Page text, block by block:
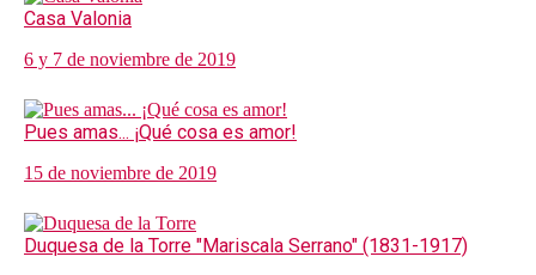
Casa Valonia
6 y 7 de noviembre de 2019
Pues amas... ¡Qué cosa es amor!
15 de noviembre de 2019
Duquesa de la Torre "Mariscala Serrano" (1831-1917)